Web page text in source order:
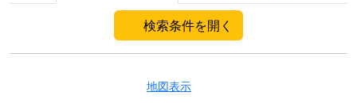
検索条件を開く
地図表示